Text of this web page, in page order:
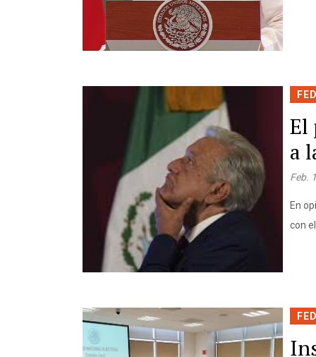
El
a
Feb.
En
con